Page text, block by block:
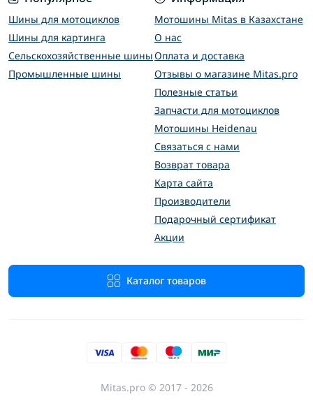
Шины для мотоциклов
Шины для картинга
Сельскохозяйственные шины
Промышленные шины
Мотошины Mitas в Казахстане
О нас
Оплата и доставка
Отзывы о магазине Mitas.pro
Полезные статьи
Запчасти для мотоциклов
Мотошины Heidenau
Связаться с нами
Возврат товара
Карта сайта
Производители
Подарочный сертификат
Акции
Каталог товаров
Mitas.pro © 2017 - 2026